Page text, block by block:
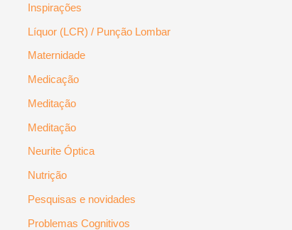
Inspirações
Líquor (LCR) / Punção Lombar
Maternidade
Medicação
Meditação
Meditação
Neurite Óptica
Nutrição
Pesquisas e novidades
Problemas Cognitivos